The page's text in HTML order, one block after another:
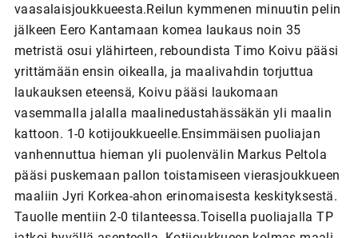
vaasalaisjoukkueesta.Reilun kymmenen minuutin pelin
jälkeen Eero Kantamaan komea laukaus noin 35
metristä osui ylähirteen, reboundista Timo Koivu pääsi
yrittämään ensin oikealla, ja maalivahdin torjuttua
laukauksen eteensä, Koivu pääsi laukomaan
vasemmalla jalalla maalinedustahässäkän yli maalin
kattoon. 1-0 kotijoukkueelle.Ensimmäisen puoliajan
vanhennuttua hieman yli puolenvälin Markus Peltola
pääsi puskemaan pallon toistamiseen vierasjoukkueen
maaliin Jyri Korkea-ahon erinomaisesta keskityksestä.
Tauolle mentiin 2-0 tilanteessa.Toisella puoliajalla TP